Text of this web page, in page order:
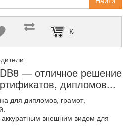
Корзина пуста
— отличное решение
дипломов...
для дипломов, грамот,
внешним видом для